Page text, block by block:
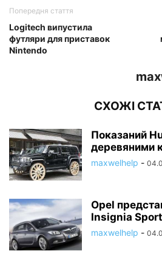
Попередня стаття
Logitech випустила
футляри для приставок
Nintendo
СХОЖІ
Показаний
деревяними
maxwelhelp -
Opel
Insignia
maxwelhelp -